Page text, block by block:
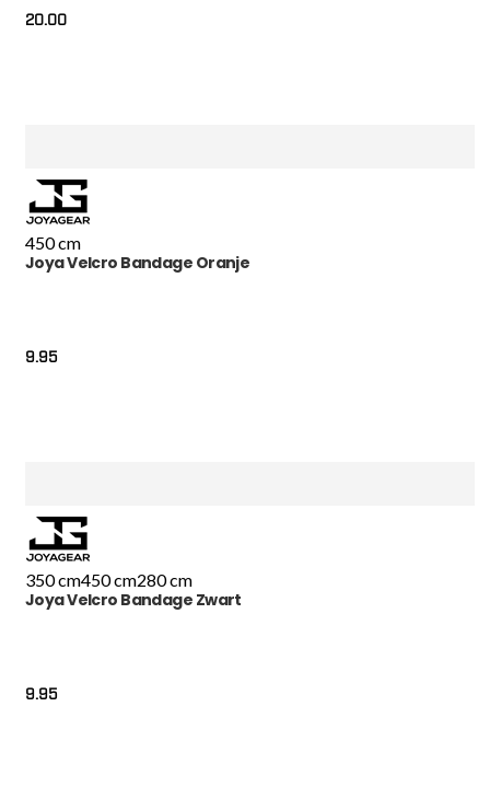
20.00
450 cm
Joya Velcro Bandage Oranje
9.95
350 cm450 cm280 cm
Joya Velcro Bandage Zwart
9.95